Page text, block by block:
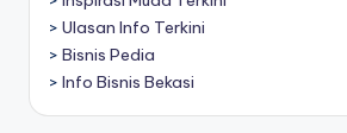
> Ulasan Info Terkini
> Bisnis Pedia
> Info Bisnis Bekasi